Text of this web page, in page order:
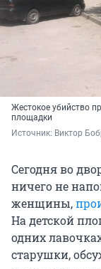
Жестокое убийство
площадки
Источник: Виктор
Сегодня во
ничего не
женщины,
На детской
одних
старушки,